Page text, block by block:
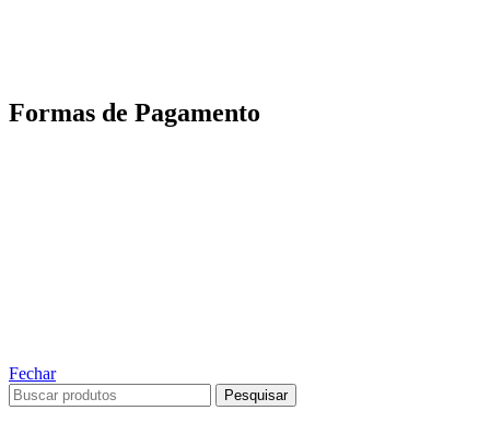
Formas de Pagamento
Fechar
Pesquisar